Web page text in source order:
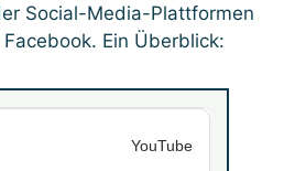
Social-Media-Plattformen
Ein Überblick:
YouTube